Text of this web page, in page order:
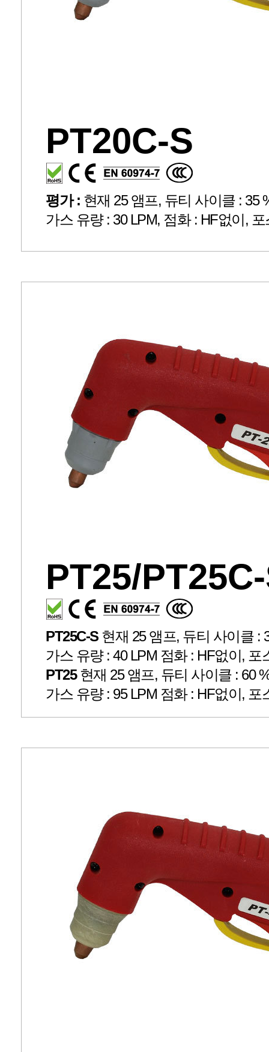
PT20C-S
평가 : 현재 25 앰프, 듀티 사이클 : 35
가스 유량 : 30 LPM, 점화 : HF없이,
PT25/
PT25C-S 현재 25 앰프, 듀티 사이클 :
가스 유량 : 40 LPM 점화 : HF없이,
PT25현재 25 앰프, 듀티 사이클 : 60
가스 유량 : 95 LPM 점화 : HF없이,